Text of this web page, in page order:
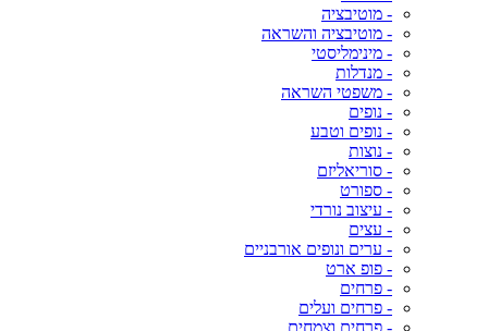
- מוטיבציה
- מוטיבציה והשראה
- מינימליסטי
- מנדלות
- משפטי השראה
- נופים
- נופים וטבע
- נוצות
- סוריאליזם
- ספורט
- עיצוב נורדי
- עצים
- ערים ונופים אורבניים
- פופ ארט
- פרחים
- פרחים ועלים
- פרחים וצמחים